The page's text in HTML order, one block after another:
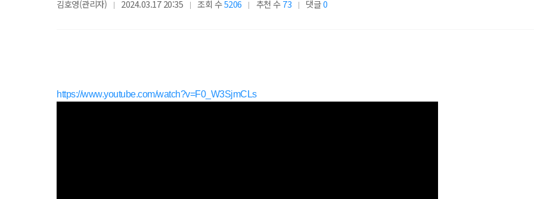
김호영(관리자) 2024.03.17 20:35 조회 수5206 추천 수73 댓글0
https://www.youtube.com/watch?v=F0_W3SjmCLs